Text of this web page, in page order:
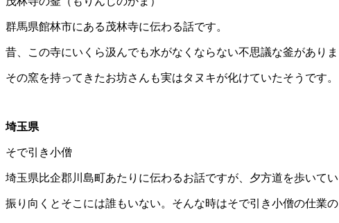
群馬県館林市にある茂林寺に伝わる話です。
昔、この寺にいくら汲んでも水がなくならない不思議な釜があり
その窯を持ってきたお坊さんも実はタヌキが化けていたそうです。
埼玉県
そで引き小僧
埼玉県比企郡川島町あたりに伝わるお話ですが、夕方道を歩いて
振り向くとそこには誰もいない。そんな時はそで引き小僧の仕業の